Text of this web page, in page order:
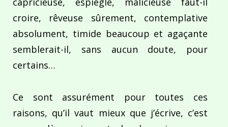
croire, rêveuse sûrement, contemplative
absolument, timide beaucoup et agaçante
semblerait-il, sans aucun doute, pour
certains…
Ce sont assurément pour toutes ces
raisons, qu’il vaut mieux que j’écrive, c’est